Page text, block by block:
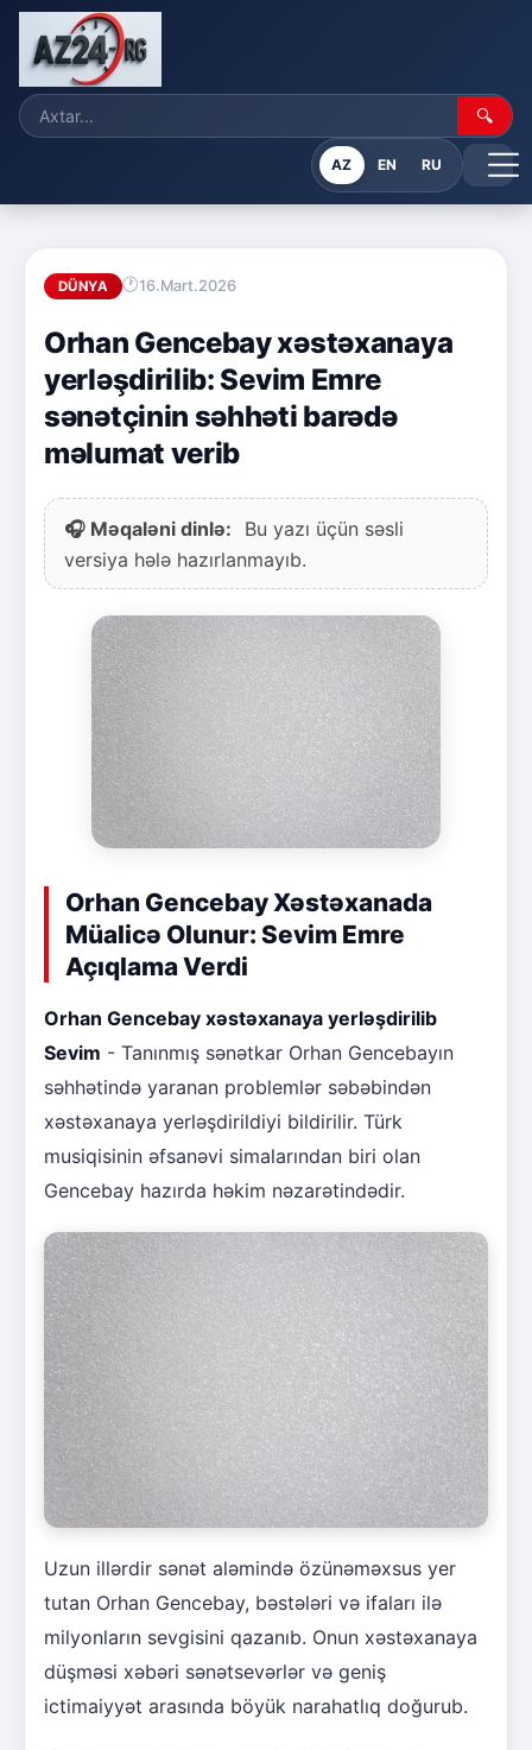
🔍
AZ EN RU
DÜNYA 16.Mart.2026
Orhan Gencebay xəstəxanaya
yerləşdirilib: Sevim Emre
sənətçinin səhhəti barədə
məlumat verib
🎧 Məqaləni dinlə:
Bu yazı üçün səsli
versiya hələ hazırlanmayıb.
Orhan Gencebay Xəstəxanada
Müalicə Olunur: Sevim Emre
Açıqlama Verdi
Orhan Gencebay xəstəxanaya yerləşdirilib
Sevim - Tanınmış sənətkar Orhan Gencebayın
səhhətində yaranan problemlər səbəbindən
xəstəxanaya yerləşdirildiyi bildirilir. Türk
musiqisinin əfsanəvi simalarından biri olan
Gencebay hazırda həkim nəzarətindədir.
Uzun illərdir sənət aləmində özünəməxsus yer
tutan Orhan Gencebay, bəstələri və ifaları ilə
milyonların sevgisini qazanıb. Onun xəstəxanaya
düşməsi xəbəri sənətsevərlər və geniş
ictimaiyyət arasında böyük narahatlıq doğurub.